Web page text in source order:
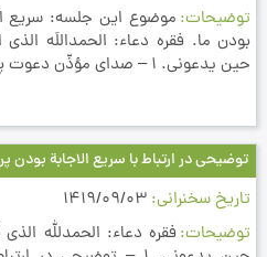
توضیحات موضوع اين جلسه: سريع
بودن ما. فقره دعاء: الحمداللَه
حين يدعوني. 1 – صداي مؤذّن دعوت پروردگار است....
توضیحى در ارتباط با سریع ‏الاجابة بودن
تاریخ سخنرانی 1419/09/03
توضیحات فقره دعاء: الحمدلله